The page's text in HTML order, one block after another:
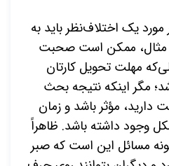
یک اختلاف­‌نظر باید به
مثال، ممکن است صحبت
مهلت تحویل کارتان
مگر اینکه نتیجه بحث
دارید، مؤثر باشد و زمان
وجود داشته باشد. ظاهراً
مسائل این است که صبر